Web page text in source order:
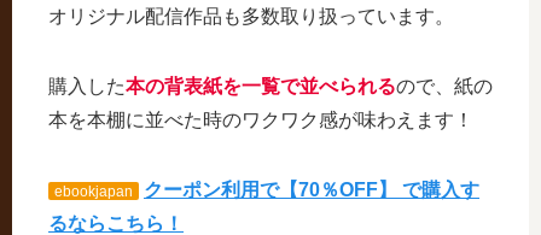
オリジナル配信作品も多数取り扱っています。
購入した本の背表紙を一覧で並べられるので、紙の
本を本棚に並べた時のワクワク感が味わえます！
ebookjapan
クーポン利用で【70％OFF】 で購入す
るならこちら！